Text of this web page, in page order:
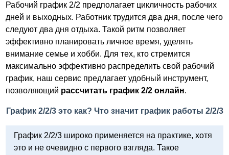
Рабочий график 2/2 предполагает цикличность рабочих
дней и выходных. Работник трудится два дня, после чего
следуют два дня отдыха. Такой ритм позволяет
эффективно планировать личное время, уделять
внимание семье и хобби. Для тех, кто стремится
максимально эффективно распределить свой рабочий
график, наш сервис предлагает удобный инструмент,
позволяющий рассчитать график 2/2 онлайн.
График 2/2/3 это как? Что значит график работы 2/2/3
График 2/2/3 широко применяется на практике, хотя
это и не очевидно с первого взгляда. Такое